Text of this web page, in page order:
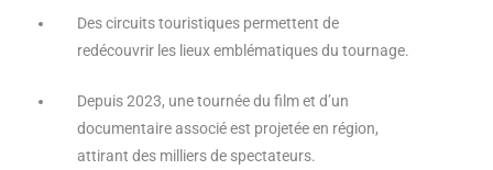
Des circuits touristiques permettent de
redécouvrir les lieux emblématiques du tournage.
Depuis 2023, une tournée du film et d’un
documentaire associé est projetée en région,
attirant des milliers de spectateurs.